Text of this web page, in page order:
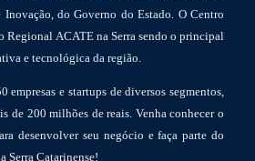
Inovação, do Governo do Estado. O Centro
Regional ACATE na Serra sendo o principal
e tecnológica da região.
empresas e startups de diversos segmentos,
de 200 milhões de reais. Venha conhecer o
desenvolver seu negócio e faça parte do
Serra Catarinense!